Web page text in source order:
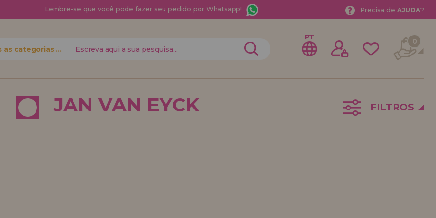
Lembre-se que você pode fazer seu pedido por Whatsapp! Precisa de AJUDA?
fazer suas
de
quero me cadastrar como
novo distribuidor
Todas as categorias
PT 0
JAN VAN EYCK FILTROS